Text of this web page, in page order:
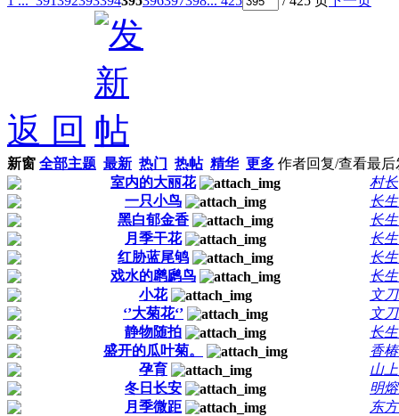
返 回
新窗 全部主题 最新 热门 热帖 精华 更多 作者回复/查看最后
室内的大丽花
村长
一只小鸟
长
黑白郁金香
长
月季干花
长
红胁蓝尾鸲
长
戏水的䴙䴘鸟
长
小花
文
‘’大菊花‘’
文
静物随拍
长
盛开的瓜叶菊。
香
孕育
山
冬日长安
明
月季微距
东